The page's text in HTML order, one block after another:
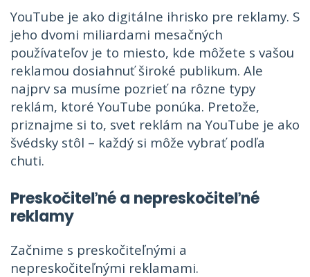
YouTube je ako digitálne ihrisko pre reklamy. S
jeho dvomi miliardami mesačných
používateľov je to miesto, kde môžete s vašou
reklamou dosiahnuť široké publikum. Ale
najprv sa musíme pozrieť na rôzne typy
reklám, ktoré YouTube ponúka. Pretože,
priznajme si to, svet reklám na YouTube je ako
švédsky stôl – každý si môže vybrať podľa
chuti.
Preskočiteľné a nepreskočiteľné
reklamy
Začnime s preskočiteľnými a
nepreskočiteľnými reklamami.